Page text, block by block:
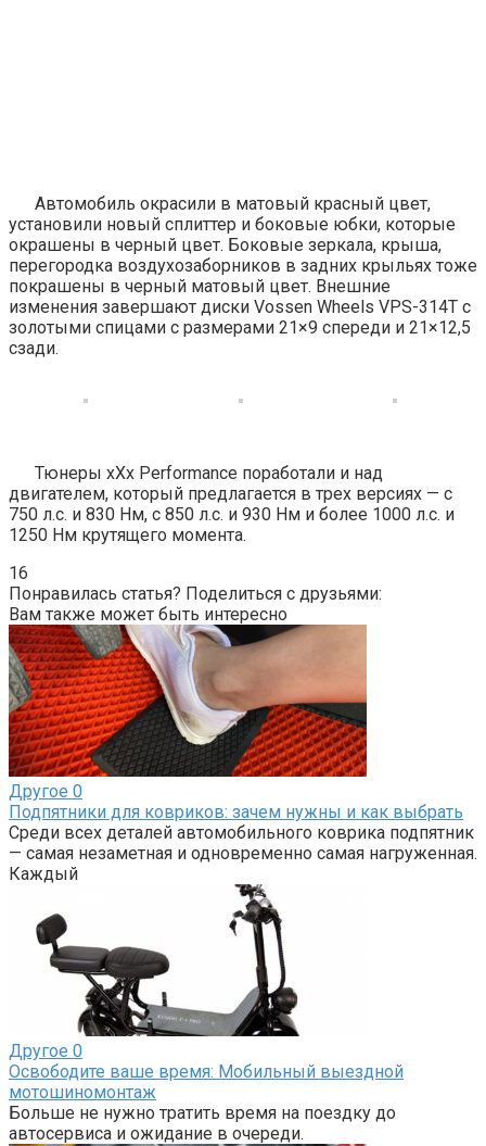
Автомобиль окрасили в матовый красный цвет,
установили новый сплиттер и боковые юбки, которые
окрашены в черный цвет. Боковые зеркала, крыша,
перегородка воздухозаборников в задних крыльях тоже
покрашены в черный матовый цвет. Внешние
изменения завершают диски Vossen Wheels VPS-314T с
золотыми спицами с размерами 21×9 спереди и 21×12,5
сзади.
Тюнеры xXx Performance поработали и над
двигателем, который предлагается в трех версиях — с
750 л.с. и 830 Нм, с 850 л.с. и 930 Нм и более 1000 л.с. и
1250 Нм крутящего момента.
16
Понравилась статья? Поделиться с друзьями:
Вам также может быть интересно
Другое 0
Подпятники для ковриков: зачем нужны и как выбрать
Среди всех деталей автомобильного коврика подпятник
— самая незаметная и одновременно самая нагруженная.
Каждый
Другое 0
Освободите ваше время: Мобильный выездной
мотошиномонтаж
Больше не нужно тратить время на поездку до
автосервиса и ожидание в очереди.